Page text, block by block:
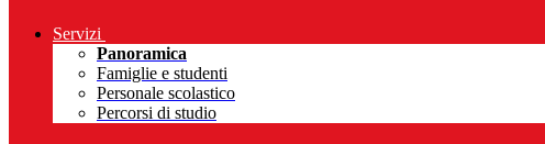
Servizi
Panoramica
Famiglie e studenti
Personale scolastico
Percorsi di studio